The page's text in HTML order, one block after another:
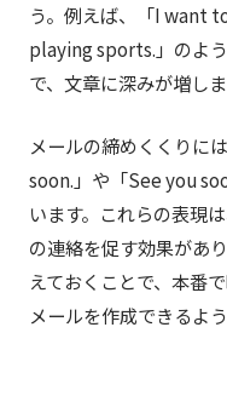
う。例えば、「I want
playing sports.」のよ
で、文章に深みが増しま
メールの締めくくりに
soon.」や「See you
います。これらの表現
の連絡を促す効果があ
えておくことで、本番
メールを作成できるよ